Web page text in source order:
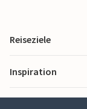
Reiseziele
Inspiration